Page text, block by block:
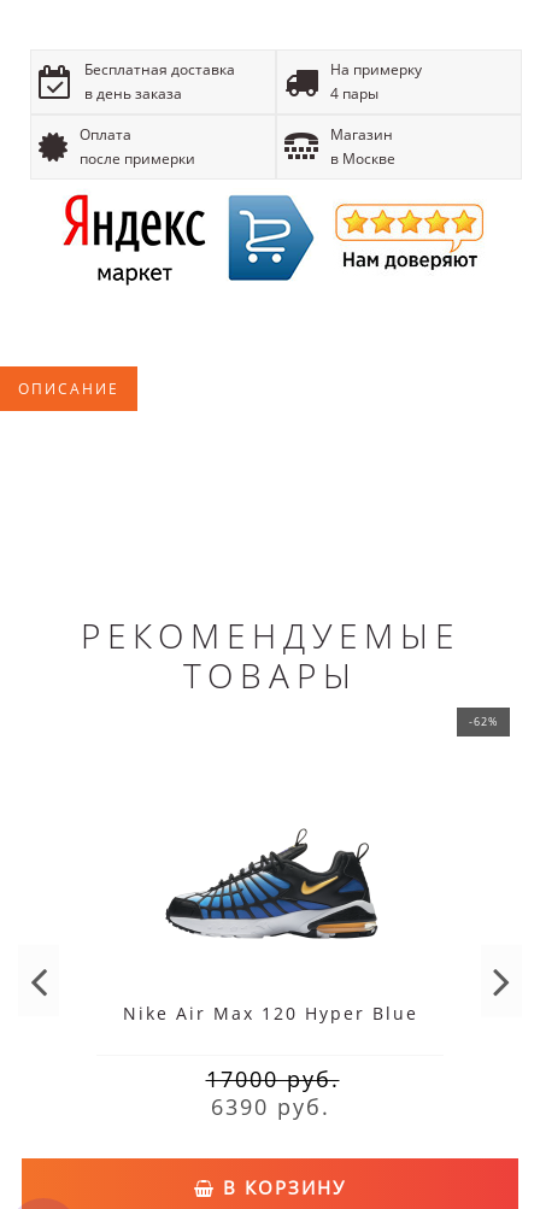
Бесплатная доставка
в день заказа
На примерку
4 пары
Оплата
после примерки
Магазин
в Москве
ОПИСАНИЕ
РЕКОМЕНДУЕМЫЕ
ТОВАРЫ
-62%
Nike Air Max 120 Hyper Blue
17000 руб.
6390 руб.
В КОРЗИНУ